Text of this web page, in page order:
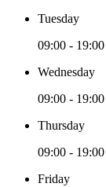
Tuesday
09:00 - 19:00
Wednesday
09:00 - 19:00
Thursday
09:00 - 19:00
Friday